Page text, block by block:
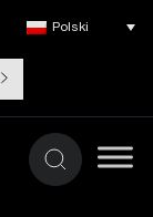
Polski